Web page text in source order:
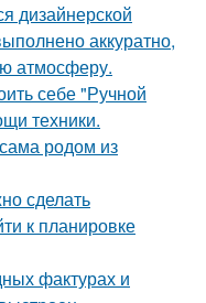
дизайнерской
аккуратно,
атмосферу.
себе "Ручной
техники.
родом из
сделать
к планировке
фактурах и